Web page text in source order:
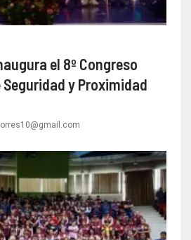
el 8º Congreso
y Proximidad